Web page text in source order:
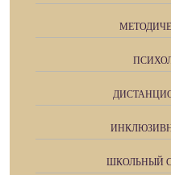
ШКОЛЬНЫЙ